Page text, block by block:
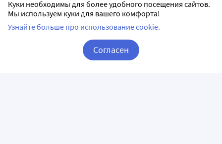
ЛекОптТорг2025 5
г. Спб, ул. Решетникова, д.3, лит.А, пом.16Н
ежедневно с 09:00 по 21:00
Куки необходимы для более удобного посещения сайтов.
Мы используем куки для вашего комфорта!
Узнайте больше про использование cookie.
Согласен